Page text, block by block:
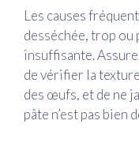
Les causes
desséchée, trop ou
insuffisante.
de vérifier la
des œufs, et de ne
pâte n’est pas bien